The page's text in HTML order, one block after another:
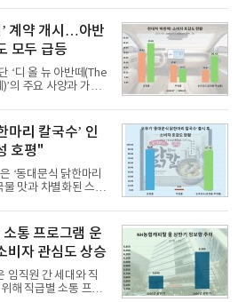
기업평판연구소(소장
기관 41개 브랜드를
7일까지 수집된 소비
석한 결과, 한국전력
을 기록하며 8월
활용된 빅데이터는 지
증가한 수치다.연
계약 개시…아반
모두 급등
‘디 올 뉴 아반떼(The
의 주요 사양과 가격
완전변경 모델로, ▲정
파격적인 디자인 ▲
차체 제원 ▲글로벌
율을 동시에 높인 주
사양 적용 등을 통해
준을 세웠다.아반떼
두 가지 파워트레인
마리 칼국수’ 인
호평"
‘동대문식 닭한마리
물 맛과 차별화된 스토
’는 예상을 뛰어넘는
13일 첫 선을 보인 지
개를 돌파하는 성과를
이 전국의 닭한마리
의 육수 비율을 완성
은 닭육수에 마늘의
잘 배어들면서도 쫄
통 프로그램 운
비자 관심도 상승
임직원 간 세대와 직
해 직급별 소통 프로